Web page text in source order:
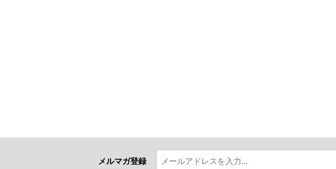
メルマガ登録